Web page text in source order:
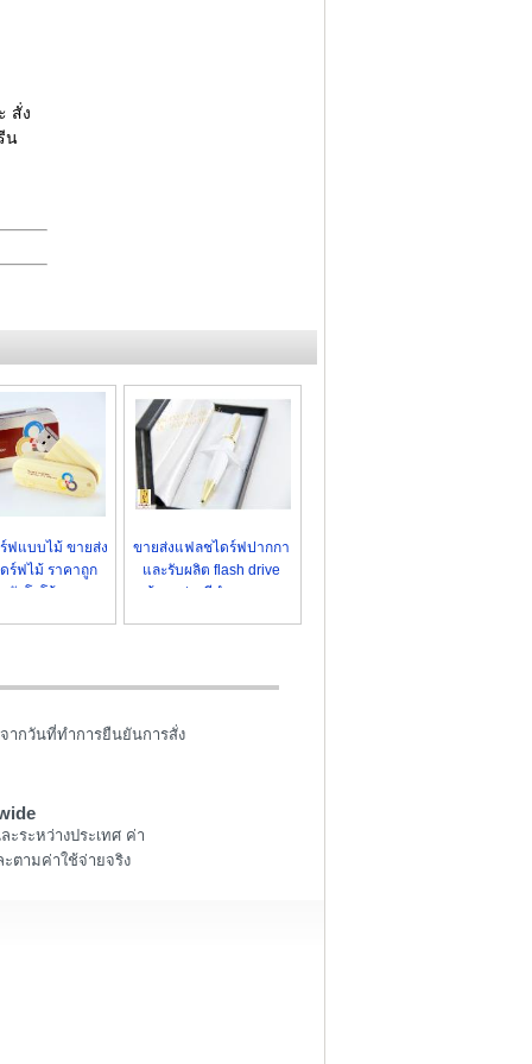
สั่ง
น
ฟแบบไม้ ขายส่ง
ร์ฟไม้ ราคาถูก
ลักโลโก้ สวยๆ
ขายส่งแฟลชไดร์ฟปากกา
และรับผลิต flash drive
พร้อมกล่องสีดำ ดูหรูหรา
ากวันที่ทำการยืนยันการสั่ง
ะระหว่างประเทศ ค่า
ตามค่าใช้จ่ายจริง